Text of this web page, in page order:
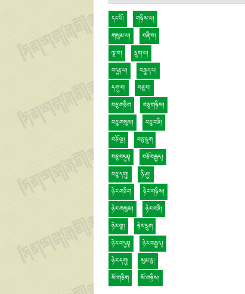
དང་པོ།
གཉིས་པ།
གསུམ་པ།
བཞི་བ།
ལྔ་བ།
དྲུག་པ།
བདུན་པ།
བརྒྱད་པ།
དགུ་བ།
བཅུ་བ།
བཅུ་གཅིག
བཅུ་གཉིས།
བཅུ་གསུམ།
བཅུ་བཞི།
བཅོ་ལྔ།
བཅུ་དྲུག
བཅུ་བདུན།
བཅོ་བརྒྱད།
བཅུ་དགུ།
ཉི་ཤུ།
ཉེར་གཅིག
ཉེར་གཉིས།
ཉེར་གསུམ།
ཉེར་བཞི།
ཉེར་ལྔ།
ཉེར་དྲུག
ཉེར་བདུན།
ཉེར་བརྒྱད།
ཉེར་དགུ།
སུམ་ཅུ།
སོ་གཅིག
སོ་གཉིས།